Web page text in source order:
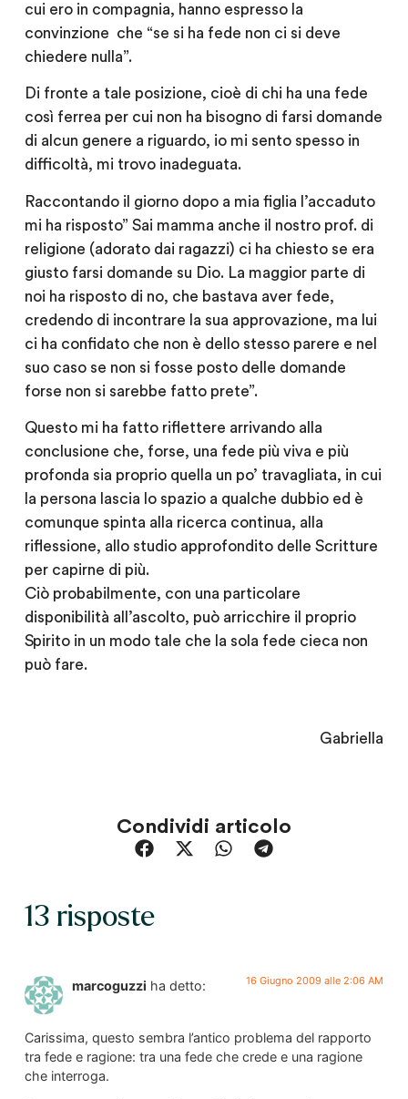
cui ero in compagnia, hanno espresso la
convinzione che “se si ha fede non ci si deve
chiedere nulla”.
Di fronte a tale posizione, cioè di chi ha una fede
così ferrea per cui non ha bisogno di farsi domande
di alcun genere a riguardo, io mi sento spesso in
difficoltà, mi trovo inadeguata.
Raccontando il giorno dopo a mia figlia l’accaduto
mi ha risposto” Sai mamma anche il nostro prof. di
religione (adorato dai ragazzi) ci ha chiesto se era
giusto farsi domande su Dio. La maggior parte di
noi ha risposto di no, che bastava aver fede,
credendo di incontrare la sua approvazione, ma lui
ci ha confidato che non è dello stesso parere e nel
suo caso se non si fosse posto delle domande
forse non si sarebbe fatto prete”.
Questo mi ha fatto riflettere arrivando alla
conclusione che, forse, una fede più viva e più
profonda sia proprio quella un po’ travagliata, in cui
la persona lascia lo spazio a qualche dubbio ed è
comunque spinta alla ricerca continua, alla
riflessione, allo studio approfondito delle Scritture
per capirne di più.
Ciò probabilmente, con una particolare
disponibilità all’ascolto, può arricchire il proprio
Spirito in un modo tale che la sola fede cieca non
può fare.
Gabriella
Condividi articolo
13 risposte
marcoguzzi ha detto: 16 Giugno 2009 alle 2:06 AM
Carissima, questo sembra l’antico problema del rapporto
tra fede e ragione: tra una fede che crede e una ragione
che interroga.